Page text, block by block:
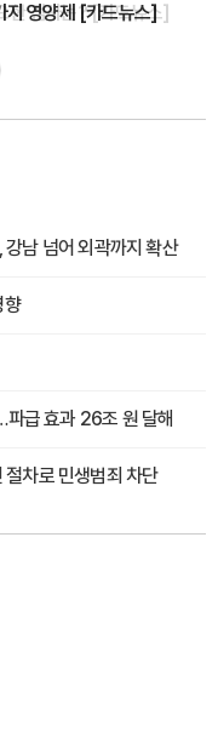
지 영양제 [카드뉴스]
남 넘어 외곽까지 확산
향
파급 효과 26조 원 달해
차로 민생범죄 차단